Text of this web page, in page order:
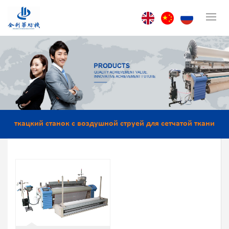
ткацкий станок с воздушной струей для сетчатой ткани